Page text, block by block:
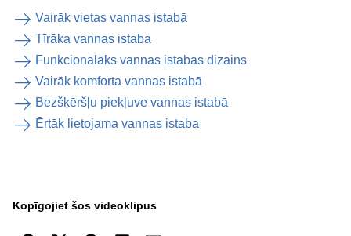
Vairāk vietas vannas istabā
Tīrāka vannas istaba
Funkcionālāks vannas istabas dizains
Vairāk komforta vannas istabā
Bezšķēršļu piekļuve vannas istabā
Ērtāk lietojama vannas istaba
Kopīgojiet šos videoklipus